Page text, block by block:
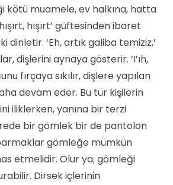
muamele, ev halkına, hatta
hışırt’ güftesinden ibaret
dinletir. ‘Eh, artık galiba temiziz,’
dişlerini aynaya gösterir. ‘I’ıh,
fırçaya sıkılır, dişlere yapılan
devam eder. Bu tür kişilerin
iliklerken, yanına bir terzi
bir gömlek bir de pantolon
gömleğe mümkün
etmelidir. Olur ya, gömleği
Dirsek içlerinin